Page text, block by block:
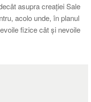
asupra creației Sale
acolo unde, în planul
fizice cât și nevoile